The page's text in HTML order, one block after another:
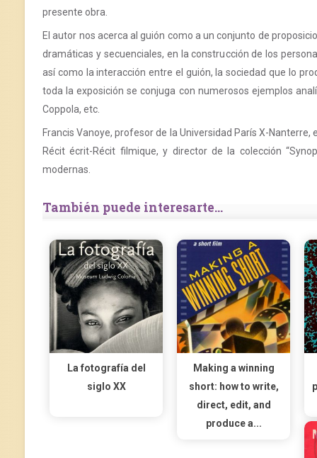
presente obra.
El autor nos acerca al guión como a un conjunto de
dramáticas y secuenciales, en la construcción de los
así como la interacción entre el guión, la sociedad que lo
toda la exposición se conjuga con numerosos ejemplos
Coppola, etc.
Francis Vanoye, profesor de la Universidad París X-
Récit écrit-Récit filmique, y director de la colección
modernas.
También puede interesarte...
La fotografía del
siglo XX
Making a winning
short: how to write,
direct, edit, and
produce a...